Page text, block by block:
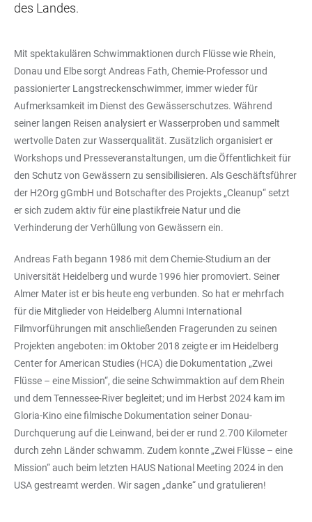
des Landes.
Mit spektakulären Schwimmaktionen durch Flüsse wie Rhein,
Donau und Elbe sorgt Andreas Fath, Chemie-Professor und
passionierter Langstreckenschwimmer, immer wieder für
Aufmerksamkeit im Dienst des Gewässerschutzes. Während
seiner langen Reisen analysiert er Wasserproben und sammelt
wertvolle Daten zur Wasserqualität. Zusätzlich organisiert er
Workshops und Presseveranstaltungen, um die Öffentlichkeit für
den Schutz von Gewässern zu sensibilisieren. Als Geschäftsführer
der H2Org gGmbH und Botschafter des Projekts „Cleanup“ setzt
er sich zudem aktiv für eine plastikfreie Natur und die
Verhinderung der Verhüllung von Gewässern ein.
Andreas Fath begann 1986 mit dem Chemie-Studium an der
Universität Heidelberg und wurde 1996 hier promoviert. Seiner
Almer Mater ist er bis heute eng verbunden. So hat er mehrfach
für die Mitglieder von Heidelberg Alumni International
Filmvorführungen mit anschließenden Fragerunden zu seinen
Projekten angeboten: im Oktober 2018 zeigte er im Heidelberg
Center for American Studies (HCA) die Dokumentation „Zwei
Flüsse – eine Mission“, die seine Schwimmaktion auf dem Rhein
und dem Tennessee-River begleitet; und im Herbst 2024 kam im
Gloria-Kino eine filmische Dokumentation seiner Donau-
Durchquerung auf die Leinwand, bei der er rund 2.700 Kilometer
durch zehn Länder schwamm. Zudem konnte „Zwei Flüsse – eine
Mission“ auch beim letzten HAUS National Meeting 2024 in den
USA gestreamt werden. Wir sagen „danke“ und gratulieren!